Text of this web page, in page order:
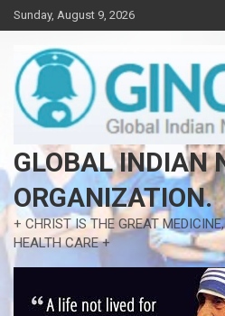
Skip
to
content
Sunday, August 9, 2026
GLOBAL INDIAN
ORGANIZATION.
+ CHRIST IS THE GREAT
HEALTH CARE +